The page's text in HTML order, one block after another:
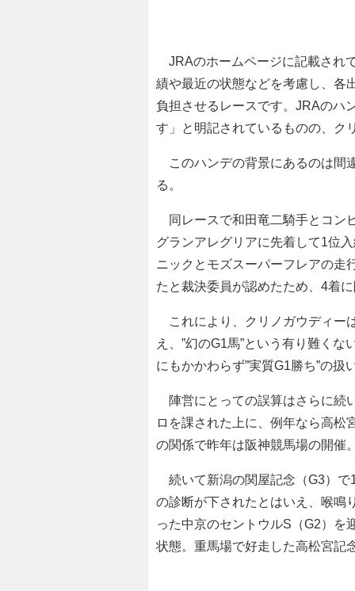
JRAのホームページに記載され
績や最近の状態などを考慮し、各
負担させるレースです。JRAのハ
す」と明記されているものの、ク
このハンデの背景にあるのは間
る。
同レースで和田竜二騎手とコン
グランアレグリアに先着して1位
ニックとモズスーパーフレアの走
たと裁決委員が認めたため、4着
これにより、クリノガウディー
え、”幻のG1馬”という有り難く
にもかかわらず”実質G1勝ち”の
陣営にとっての誤算はさらに続
ロを課された上に、例年なら高松
の関係で昨年は阪神競馬場の開催
続いて新潟の関屋記念（G3）で
の診断が下されたとはいえ、喉鳴
った中京のセントウルS（G2）を
状態。重馬場で好走した高松宮記